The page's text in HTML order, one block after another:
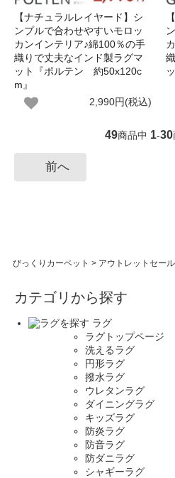
【ナチュラルレイヤード】シ
ンプルで合わせやすいモロッ
カンインテリア♪綿100％の手
織りで丈夫なインド製ラグマ
ット『ポルテン 約50x120c
m』
2,990円(税込)
49商品中 1-30
前へ
びっくりカーペット > アウトレットセール
カテゴリから探す
ラグ
ラグトップページ
洗えるラグ
円形ラグ
撥水ラグ
ウレタンラグ
ダイニングラグ
キッズラグ
防炎ラグ
防音ラグ
防ダニラグ
シャギーラグ